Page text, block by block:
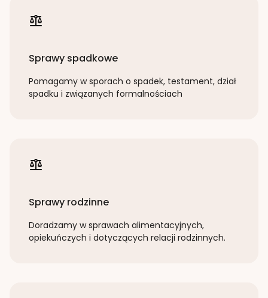
Sprawy spadkowe
Pomagamy w sporach o spadek, testament, dział
spadku i związanych formalnościach
Sprawy rodzinne
Doradzamy w sprawach alimentacyjnych,
opiekuńczych i dotyczących relacji rodzinnych.